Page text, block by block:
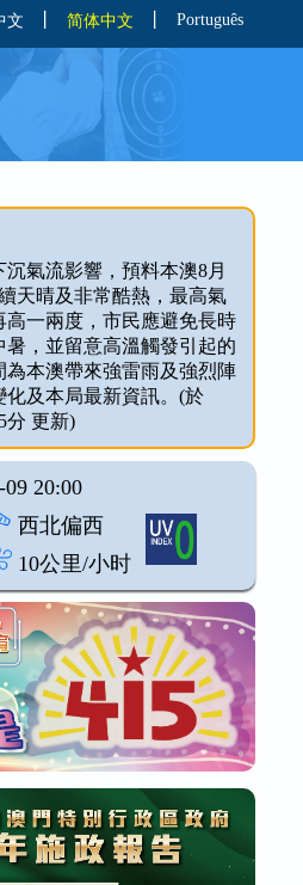
文 简体中文 Português
氣流影響，預料本澳8月
天晴及非常酷熱，最高氣
高一兩度，市民應避免長時
暑，並留意高溫觸發引起的
本澳帶來強雷雨及強烈陣
化及本局最新資訊。(於
分 更新)
20:00
西北偏西
10公里/小时